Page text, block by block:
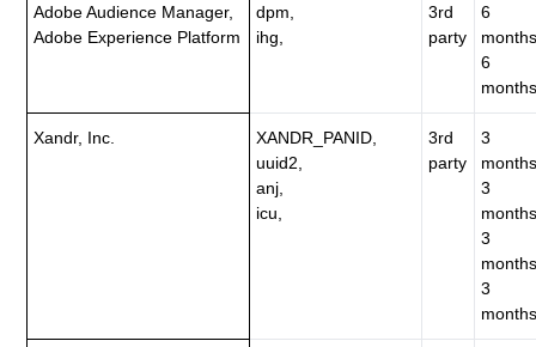
Adobe Audience Manager,
Adobe Experience Platform
dpm,
ihg,
3rd
party
6
6
Xandr, Inc.
XANDR_PANID,
uuid2,
anj,
icu,
3rd
party
3
3
3
3